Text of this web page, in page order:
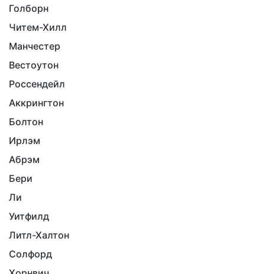
Голборн
Читем-Хилл
Манчестер
Вестоутон
Россендейл
Аккрингтон
Болтон
Ирлэм
Абрэм
Бери
Ли
Уитфилд
Литл-Халтон
Солфорд